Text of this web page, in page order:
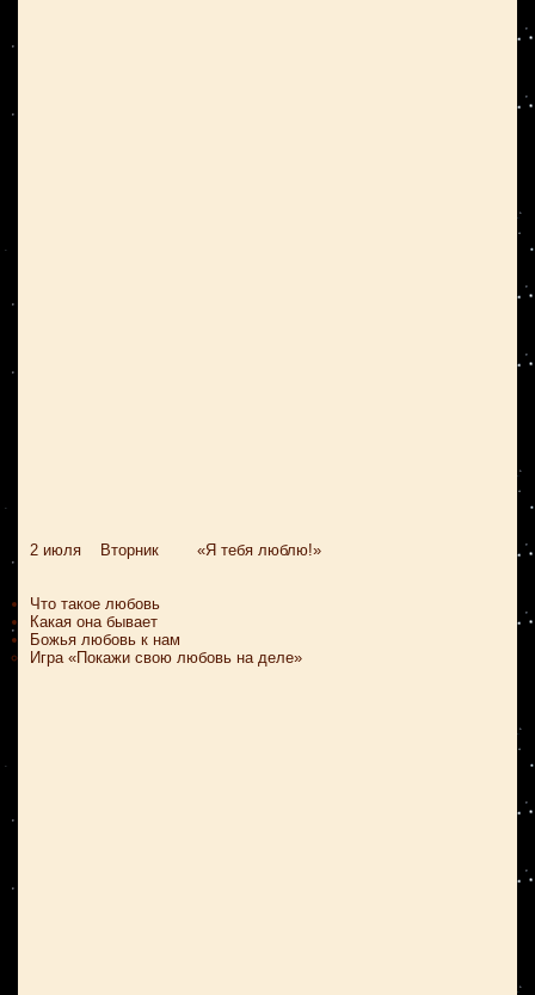
2 июля Вторник «Я тебя люблю!»
Что такое любовь
Какая она бывает
Божья любовь к нам
Игра «Покажи свою любовь на деле»